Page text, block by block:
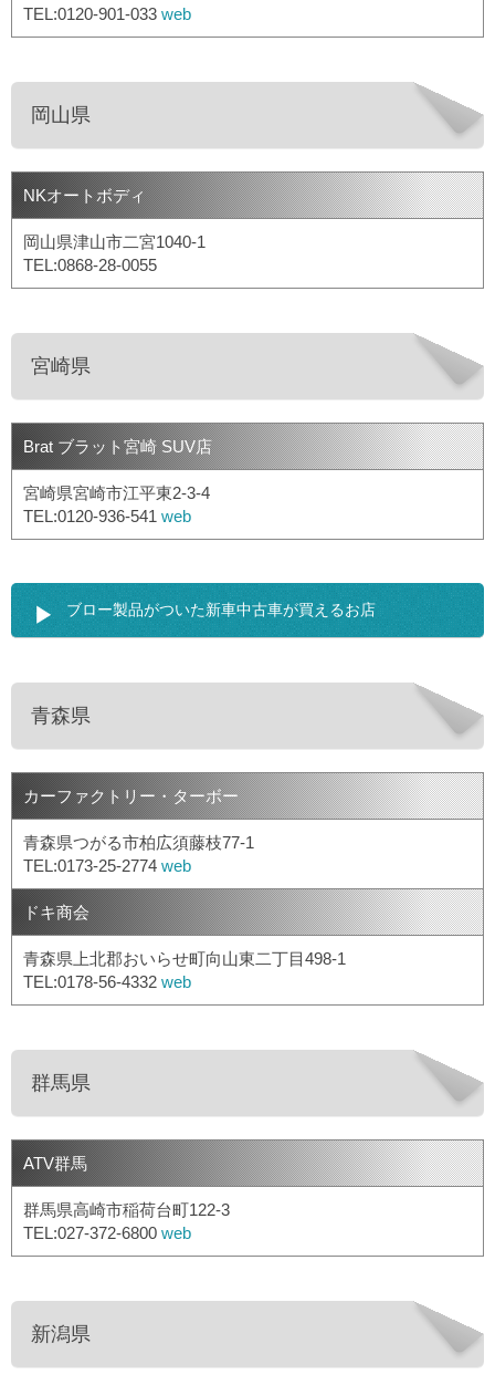
TEL:0120-901-033 web
岡山県
NKオートボディ
岡山県津山市二宮1040-1
TEL:0868-28-0055
宮崎県
Brat ブラット宮崎 SUV店
宮崎県宮崎市江平東2-3-4
TEL:0120-936-541 web
ブロー製品がついた新車中古車が買えるお店
青森県
カーファクトリー・ターボー
青森県つがる市柏広須藤枝77-1
TEL:0173-25-2774 web
ドキ商会
青森県上北郡おいらせ町向山東二丁目498-1
TEL:0178-56-4332 web
群馬県
ATV群馬
群馬県高崎市稲荷台町122-3
TEL:027-372-6800 web
新潟県